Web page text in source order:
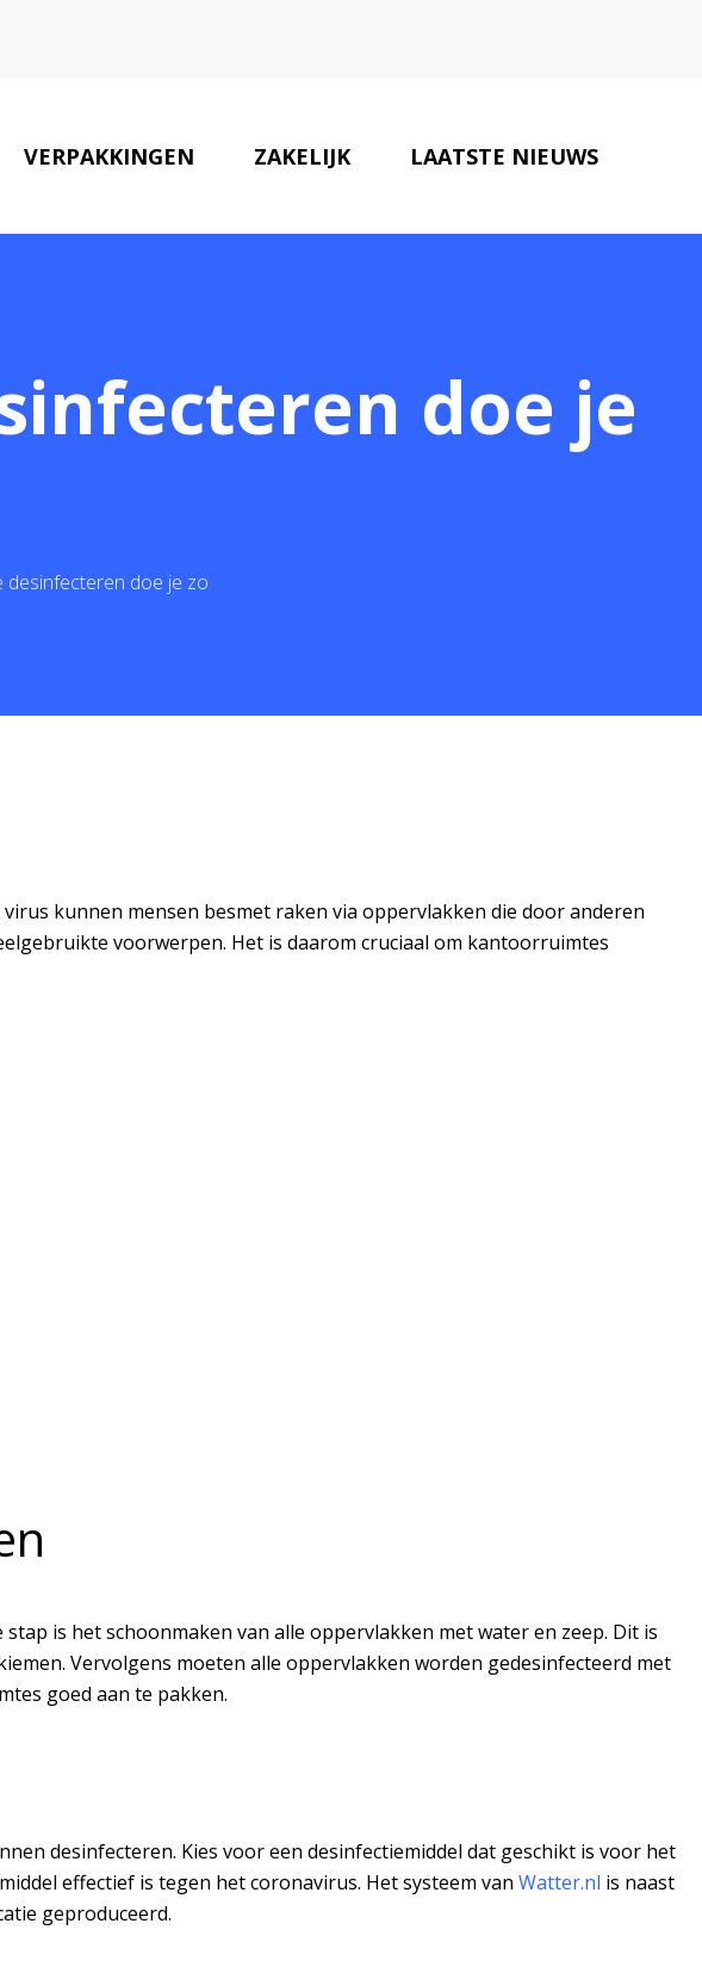
VERPAKKINGEN ZAKELIJK LAATSTE NIEUWS
doe je
desinfecteren doe je zo
kunnen mensen besmet raken via oppervlakken die door anderen
voorwerpen. Het is daarom cruciaal om kantoorruimtes
is het schoonmaken van alle oppervlakken met water en zeep. Dit is
Vervolgens moeten alle oppervlakken worden gedesinfecteerd met
goed aan te pakken.
desinfecteren. Kies voor een desinfectiemiddel dat geschikt is voor het
effectief is tegen het coronavirus. Het systeem van Watter.nl is naast
geproduceerd.